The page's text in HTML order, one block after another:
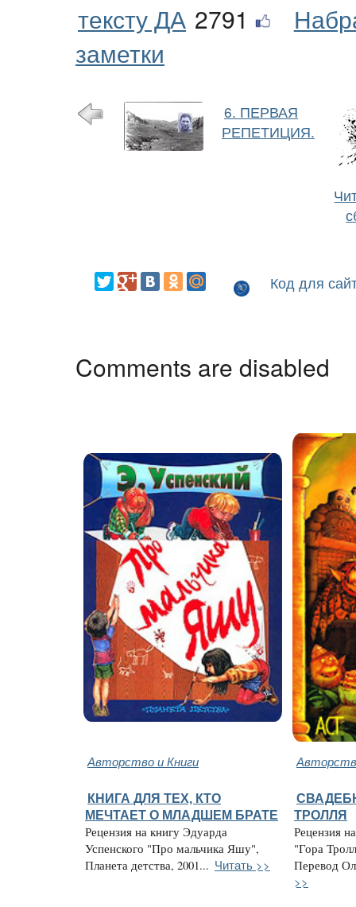
тексту ДА 2791
заметки
6. ПЕРВАЯ
РЕПЕТИЦИЯ.
Код для
Comments are disabled
Авторство и Книги
КНИГА ДЛЯ ТЕХ, КТО
МЕЧТАЕТ О МЛАДШЕМ БРАТЕ
Рецензия на книгу Эдуарда
Успенского "Про мальчика Яшу",
Планета детства, 2001... Читать >>
ТРОЛЛЯ
Рецензия
"Гора
Перевод
>>